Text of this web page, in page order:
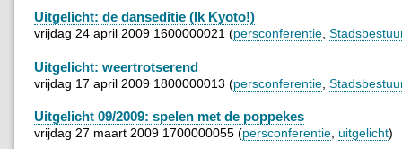
Uitgelicht: de danseditie (Ik Kyoto!)
vrijdag 24 april 2009 1600000021 (persconferentie
Uitgelicht: weertrotserend
vrijdag 17 april 2009 1800000013 (persconferentie
Uitgelicht 09/2009: spelen met de poppekes
vrijdag 27 maart 2009 1700000055 (persconferentie uitgelicht)